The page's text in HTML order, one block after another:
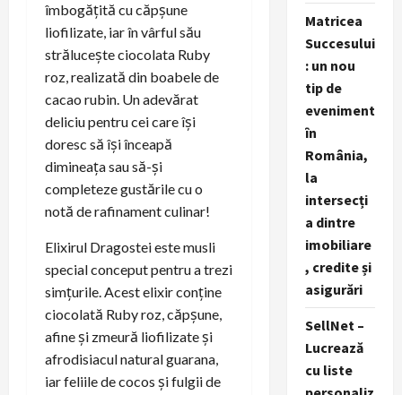
îmbogățită cu căpșune
liofilizate, iar în vârful său
strălucește ciocolata Ruby
roz, realizată din boabele de
cacao rubin. Un adevărat
deliciu pentru cei care își
doresc să își înceapă
dimineața sau să-și
completeze gustările cu o
notă de rafinament culinar!
Elixirul Dragostei este musli
special conceput pentru a trezi
simțurile. Acest elixir conține
ciocolată Ruby roz, căpșune,
afine și zmeură liofilizate și
afrodisiacul natural guarana,
iar feliile de cocos și fulgii de
Matricea
Succesului
: un nou
tip de
eveniment
în
România,
la
intersecți
a dintre
imobiliare
, credite și
asigurări
SellNet –
Lucrează
cu liste